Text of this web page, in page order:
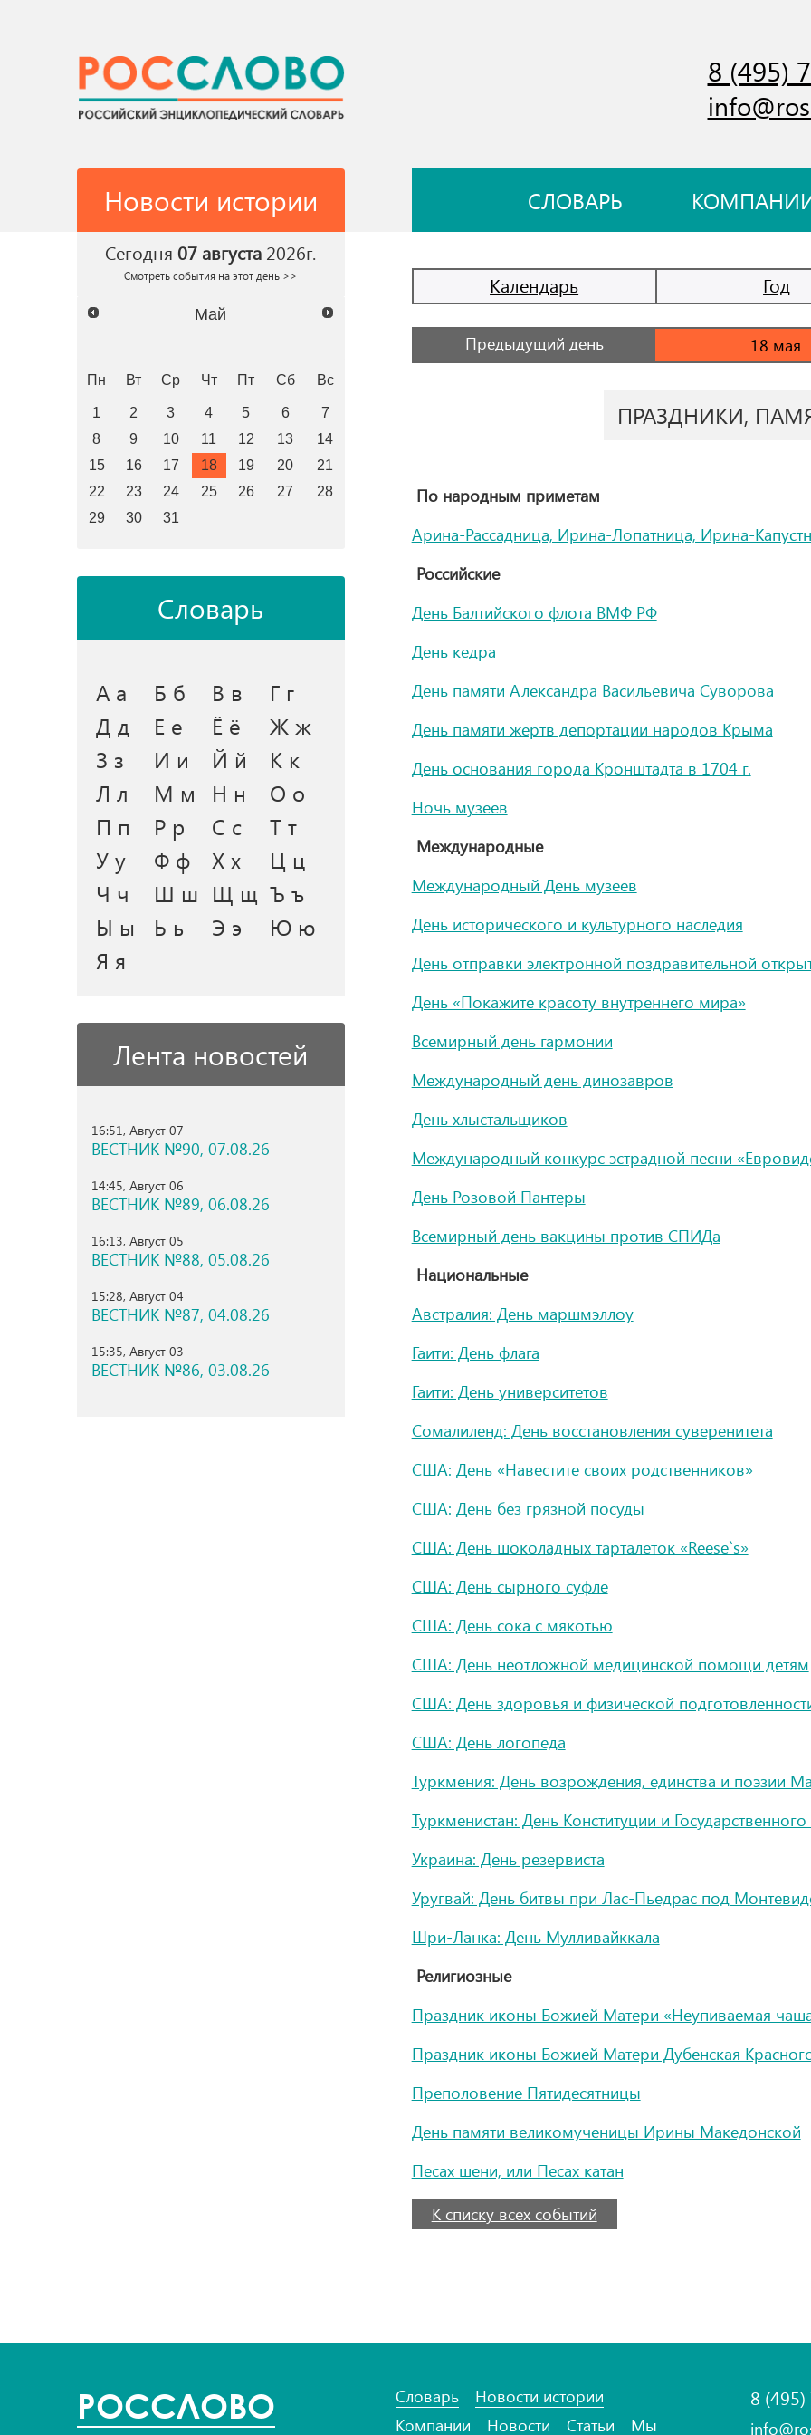
8 (495)
Новости истории СЛОВАРЬ
Сегодня 07 августа 2026г.
Смотреть события на этот день >>
Май
Пн Вт Ср Чт Пт Сб Вс
1 2 3 4 5 6
7
8
9 10 11 12 13
14
15
16 17 18 19 20
21
22
23 24 25 26 27
28
29
30 31
Словарь
А а Б б В в
Г г
Д д
Е е Ё ё
Ж ж
З з
И и Й й
К к
Л л
М м Н н
О о
П п
Р р С с
Т т
У у
Ф ф Х х
Ц ц
Ч ч
Ш ш Щ щ Ъ ъ
Ы ы
Ь ь Э э
Ю ю
Я я
Лента новостей
16:51, Август 07
ВЕСТНИК №90, 07.08.26
14:45, Август 06
ВЕСТНИК №89, 06.08.26
16:13, Август 05
ВЕСТНИК №88, 05.08.26
15:28, Август 04
ВЕСТНИК №87, 04.08.26
15:35, Август 03
ВЕСТНИК №86, 03.08.26
Календарь Год
Предыдущий день
ПРАЗДНИКИ,
По народным приметам
Арина-Рассадница, Ирина-Лопатница, Ирина-
Российские
День Балтийского флота ВМФ РФ
День кедра
День памяти Александра Васильевича Суворова
День памяти жертв депортации народов Крыма
День основания города Кронштадта в 1704 г.
Ночь музеев
Международные
Международный День музеев
День исторического и культурного наследия
День отправки электронной поздравительной
День «Покажите красоту внутреннего мира»
Всемирный день гармонии
Международный день динозавров
День хлыстальщиков
Международный конкурс эстрадной песни
День Розовой Пантеры
Всемирный день вакцины против СПИДа
Национальные
Австралия: День маршмэллоу
Гаити: День флага
Гаити: День университетов
Сомалиленд: День восстановления суверенитета
США: День «Навестите своих родственников»
США: День без грязной посуды
США: День шоколадных тарталеток «Reese`s»
США: День сырного суфле
США: День сока с мякотью
США: День неотложной медицинской помощи детям
США: День здоровья и физической
США: День логопеда
Туркмения: День возрождения, единства и поэзии
Туркменистан: День Конституции и Государственного
Украина: День резервиста
Уругвай: День битвы при Лас-Пьедрас под
Шри-Ланка: День Мулливайккала
Религиозные
Праздник иконы Божией Матери «Неупиваемая
Праздник иконы Божией Матери Дубенская
Преполовение Пятидесятницы
День памяти великомученицы Ирины Македонской
Песах шени, или Песах катан
К списку всех событий
POCСЛОВО Словарь
Новости истории
Компании
Новости Статьи Мы
8